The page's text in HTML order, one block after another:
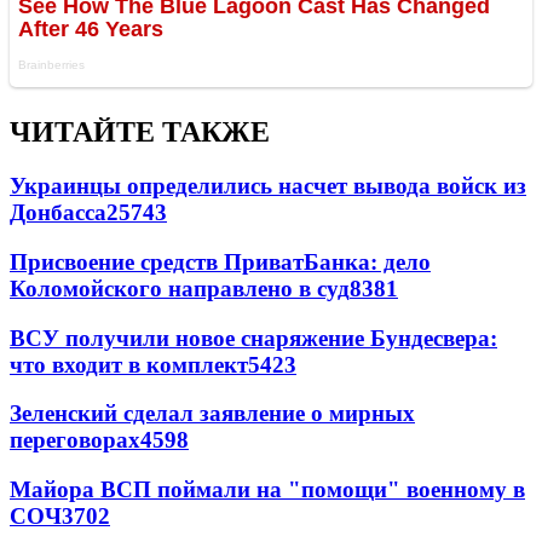
ЧИТАЙТЕ ТАКЖЕ
Украинцы определились насчет вывода войск из
Донбасса25743
Присвоение средств ПриватБанка: дело
Коломойского направлено в суд8381
ВСУ получили новое снаряжение Бундесвера:
что входит в комплект5423
Зеленский сделал заявление о мирных
переговорах4598
Майора ВСП поймали на "помощи" военному в
СОЧ3702